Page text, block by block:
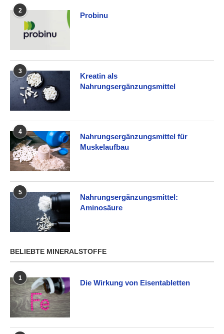
2
Probinu
3
Kreatin als
Nahrungsergänzungsmittel
4
Nahrungsergänzungsmittel für
Muskelaufbau
5
Nahrungsergänzungsmittel:
Aminosäure
BELIEBTE MINERALSTOFFE
1
Die Wirkung von Eisentabletten